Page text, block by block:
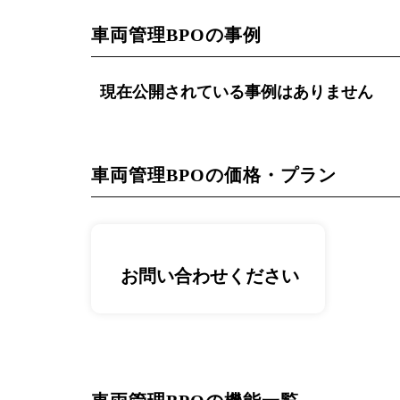
車両管理BPOの事例
現在公開されている事例はありません
車両管理BPOの価格・プラン
お問い合わせください